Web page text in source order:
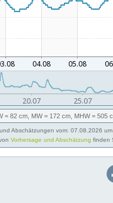
= 82 cm, MW= 172 cm, MHW= 505
Abschätzungen vom: 07.08.2026
Vorhersage und Abschätzung finden